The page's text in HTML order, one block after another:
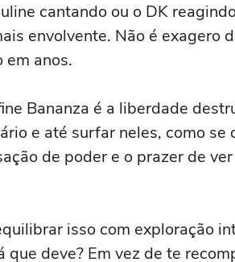
cantando ou o DK
envolvente. Não é exagero
em anos.
Bananza é a liberdade
e até surfar neles, como se
de poder e o prazer de
isso com exploração
deve? Em vez de te